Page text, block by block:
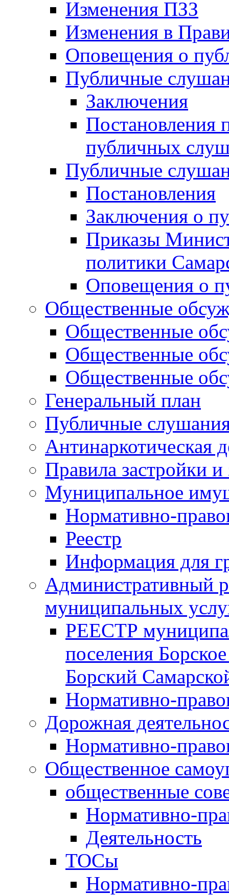
Изменения ПЗЗ
Изменения в
Оповещения о
Публичные
Заключения
Постановления
публичных
Публичные
Постановления
Заключения о
Приказы
политики
Оповещения о
Общественные
Общественные
Общественные
Общественные
Генеральный план
Публичные
Антинаркотическая
Правила застройки
Муниципальное
Нормативно-
Реестр
Информация для
Административный
муниципальных
РЕЕСТР
поселения
Борский
Нормативно-
Дорожная
Нормативно-
Общественное
общественные
Нормативно-
Деятельность
ТОСы
Нормативно-